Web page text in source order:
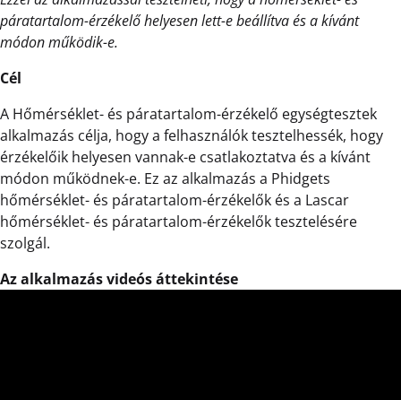
páratartalom-érzékelő helyesen lett-e beállítva és a kívánt
módon működik-e.
Cél
A Hőmérséklet- és páratartalom-érzékelő egységtesztek
alkalmazás célja, hogy a felhasználók tesztelhessék, hogy
érzékelőik helyesen vannak-e csatlakoztatva és a kívánt
módon működnek-e. Ez az alkalmazás a Phidgets
hőmérséklet- és páratartalom-érzékelők és a Lascar
hőmérséklet- és páratartalom-érzékelők tesztelésére
szolgál.
Az alkalmazás videós áttekintése